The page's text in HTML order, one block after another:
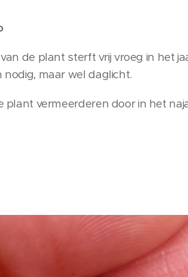
de plant sterft vrij vroeg in het
nodig, maar wel daglicht.
plant vermeerderen door in het